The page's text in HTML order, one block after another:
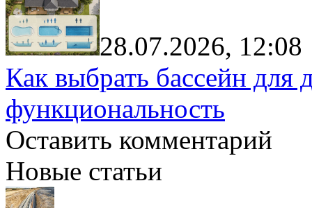
28.07.2026, 12:08
Как выбрать бассейн для
функциональность
Оставить комментарий
Новые статьи